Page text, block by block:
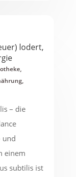
lodert,
,
,
– die
und
einem
subtilis ist